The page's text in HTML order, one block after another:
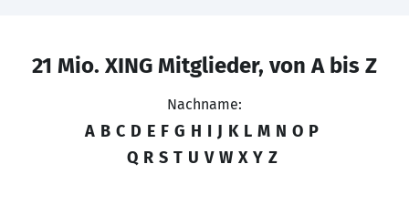
21 Mio. XING Mitglieder, von A bis Z
Nachname:
A B C D E F G H I J K L M N O P
Q R S T U V W X Y Z